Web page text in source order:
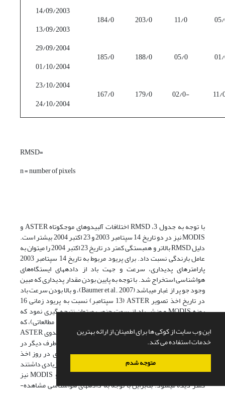
این وب سایت از کوکی ها برای اطمینان از ارائه بهترین
خدمات استفاده می کند.
متوجه شدم
14/09/2003
13/09/2003
184/0 203/0 11/0
29/09/2004
01/10/2004
185/0 188/0 05/0
23/10/2004
24/10/2004
167/0 179/0 02/0-
RMSD=
n = number of pixels
با توجه به جدول 3، RMSD اختلافات آلبیدوهای موج­کوتاه ASTER و
MODIS نیز در دو تاریخ­ 14 سپتامبر 2003 و 23 اکتبر 2004 بیشتر است.
دلیل RMSD بالاتر و همبستگی کمتر در تاریخ 23 اکتبر 2004 را می­توان به
عامل بارندگی نسبت داد. برای پریود مربوط به تاریخ 14 سپتامبر 2003
پارامترهای پدیداری، سرعت و جهت باد از داده­های ایستگاه‌های
هواشناسی استخراج شد. با توجه به پایین بودن مقدار پدیداری که مبین
وجود جو پر از غبار می­باشد (Baumer et al., 2007)، و بالا بودن سرعت باد
در تاریخ اخذ تصویر ASTER (13 سپتامبر) نسبت به پریود زمانی 16
روزه MODIS و وزش باد از سمت جنوب می­توان نتیجه گیری نمود که
وزش بادهایی از سمت دریاچه نمک (از سمت جنوب منطقه­ مطالعاتی)، که
حاوی ذرات نمک می­باشند عامل عمده افزایش ناگهانی آلبیدوی ASTER
نسبت به MODIS و افزایش RMSD اختلافات آنهاست. از طرف دیگر در
تاریخ­های 28 جولای 2001 و 29 سپتامبر 2004 شرایط جوی در روز اخذ
تصویر ASTER و در بازه­ زمانی 16 روزه MODIS شباهت زیادی داشتند
که در نتیجه­ آن اختلاف آلبیدوهای موج­کوتاه ASTER و MODIS نیز
کمتر دیده می­شود. بنابراین با توجه به داده­های هواشناسی مشاهده­